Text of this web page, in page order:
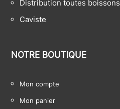
Distribution toutes boissons
Caviste
NOTRE BOUTIQUE
Mon compte
Mon panier